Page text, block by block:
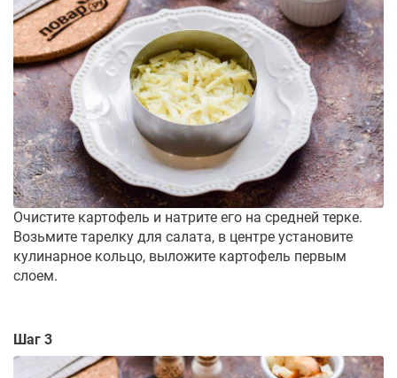
Очистите картофель и натрите его на средней терке.
Возьмите тарелку для салата, в центре установите
кулинарное кольцо, выложите картофель первым
слоем.
Шаг 3